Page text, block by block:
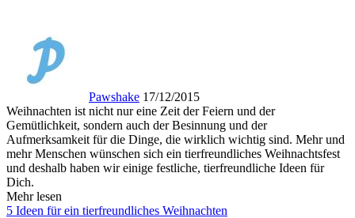
Pawshake 17/12/2015
Weihnachten ist nicht nur eine Zeit der Feiern und der
Gemütlichkeit, sondern auch der Besinnung und der
Aufmerksamkeit für die Dinge, die wirklich wichtig sind. Mehr und
mehr Menschen wünschen sich ein tierfreundliches Weihnachtsfest
und deshalb haben wir einige festliche, tierfreundliche Ideen für
Dich.
Mehr lesen
5 Ideen für ein tierfreundliches Weihnachten